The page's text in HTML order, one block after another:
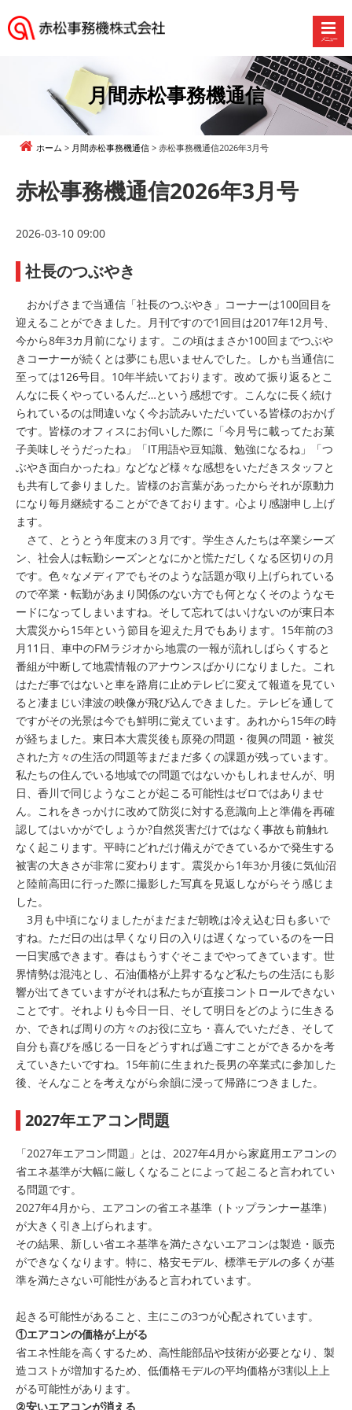
メニュー
社
月間赤松事務機通信
ホーム 月間赤松事務機通信 赤松事務機通信2026年3月号
赤松事務機通信2026年3月号
2026-03-10 09:00
社長のつぶやき
おかげさまで当通信「社⾧のつぶやき」コーナーは100回目を
迎えることができました。月刊ですので1回目は2017年12月号、
今から8年3カ月前になります。この頃はまさか100回までつぶや
きコーナーが続くとは夢にも思いませんでした。しかも当通信に
至っては126号目。10年半続いております。改めて振り返るとこ
んなに⾧くやっているんだ…という感想です。こんなに⾧く続け
られているのは間違いなく今お読みいただいている皆様のおかげ
です。皆様のオフィスにお伺いした際に「今月号に載ってたお菓
子美味しそうだったね」「IT用語や豆知識、勉強になるね」「つ
ぶやき面白かったね」などなど様々な感想をいただきスタッフと
も共有して参りました。皆様のお言葉があったからそれが原動力
になり毎月継続することができております。心より感謝申し上げ
ます。
さて、とうとう年度末の３月です。学生さんたちは卒業シーズ
ン、社会人は転勤シーズンとなにかと慌ただしくなる区切りの月
です。色々なメディアでもそのような話題が取り上げられている
ので卒業・転勤があまり関係のない方でも何となくそのようなモ
ードになってしまいますね。そして忘れてはいけないのが東日本
大震災から15年という節目を迎えた月でもあります。15年前の3
月11日、車中のFMラジオから地震の一報が流れしばらくすると
番組が中断して地震情報のアナウンスばかりになりました。これ
はただ事ではないと車を路肩に止めテレビに変えて報道を見てい
ると凄まじい津波の映像が飛び込んできました。テレビを通して
ですがその光景は今でも鮮明に覚えています。あれから15年の時
が経ちました。東日本大震災後も原発の問題・復興の問題・被災
された方々の生活の問題等まだまだ多くの課題が残っています。
私たちの住んでいる地域での問題ではないかもしれませんが、明
日、香川で同じようなことが起こる可能性はゼロではありませ
ん。これをきっかけに改めて防災に対する意識向上と準備を再確
認してはいかがでしょうか?自然災害だけではなく事故も前触れ
なく起こります。平時にどれだけ備えができているかで発生する
被害の大きさが非常に変わります。震災から1年3か月後に気仙沼
と陸前高田に行った際に撮影した写真を見返しながらそう感じま
した。
3月も中頃になりましたがまだまだ朝晩は冷え込む日も多いで
すね。ただ日の出は早くなり日の入りは遅くなっているのを一日
一日実感できます。春はもうすぐそこまでやってきています。世
界情勢は混沌とし、石油価格が上昇するなど私たちの生活にも影
響が出てきていますがそれは私たちが直接コントロールできない
ことです。それよりも今日一日、そして明日をどのように生きる
か、できれば周りの方々のお役に立ち・喜んでいただき、そして
自分も喜びを感じる一日をどうすれば過ごすことができるかを考
えていきたいですね。15年前に生まれた⾧男の卒業式に参加した
後、そんなことを考えながら余韻に浸って帰路につきました。
2027年エアコン問題
「2027年エアコン問題」とは、2027年4月から家庭用エアコンの
省エネ基準が大幅に厳しくなることによって起こると言われてい
る問題です。
2027年4月から、エアコンの省エネ基準（トップランナー基準）
が大きく引き上げられます。
その結果、新しい省エネ基準を満たさないエアコンは製造・販売
ができなくなります。特に、格安モデル、標準モデルの多くが基
準を満たさない可能性があると言われています。
起きる可能性があること、主にこの3つが心配されています。
①エアコンの価格が上がる
省エネ性能を高くするため、高性能部品や技術が必要となり、製
造コストが増加するため、低価格モデルの平均価格が3割以上上
がる可能性があります。
②安いエアコンが消える